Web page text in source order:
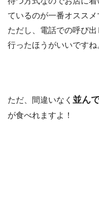
ているのが一番オススメ
ただし、電話での呼び
行ったほうがいいですね
ただ、間違いなく 並ん
が食べれますよ！